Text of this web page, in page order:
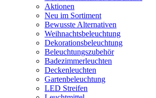
Aktionen
Neu im Sortiment
Bewusste Alternativen
Weihnachtsbeleuchtung
Dekorationsbeleuchtung
Beleuchtungszubehör
Badezimmerleuchten
Deckenleuchten
Gartenbeleuchtung
LED Streifen